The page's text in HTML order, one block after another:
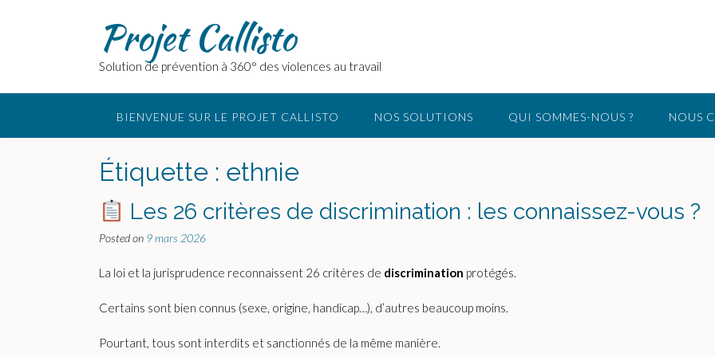
Projet Callisto
Solution de prévention à 360° des violences au travail
BIENVENUE SUR LE PROJET CALLISTO NOS SOLUTIONS QUI SOMMES-NOUS ? NOUS
Étiquette : ethnie
Les 26 critères de discrimination : les connaissez-vous ?
Posted on 9 mars 2026
La loi et la jurisprudence reconnaissent 26 critères de discrimination protégés.
Certains sont bien connus (sexe, origine, handicap…), d’autres beaucoup moins.
Pourtant, tous sont interdits et sanctionnés de la même manière.